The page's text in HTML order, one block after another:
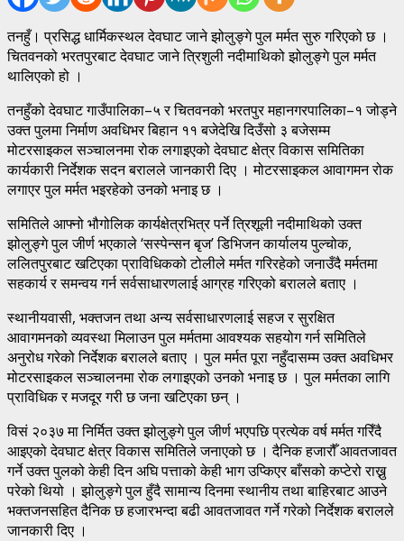
तनहुँ। प्रसिद्ध धार्मिकस्थल देवघाट जाने झोलुङ्गे पुल मर्मत सुरु गरिएको छ ।
चितवनको भरतपुरबाट देवघाट जाने त्रिशुली नदीमाथिको झोलुङ्गे पुल मर्मत
थालिएको हो ।
तनहुँको देवघाट गाउँपालिका–५ र चितवनको भरतपुर महानगरपालिका–१ जोड्ने
उक्त पुलमा निर्माण अवधिभर बिहान ११ बजेदेखि दिउँसो ३ बजेसम्म
मोटरसाइकल सञ्चालनमा रोक लगाइएको देवघाट क्षेत्र विकास समितिका
कार्यकारी निर्देशक सदन बरालले जानकारी दिए । मोटरसाइकल आवागमन रोक
लगाएर पुल मर्मत भइरहेको उनको भनाइ छ ।
समितिले आफ्नो भौगोलिक कार्यक्षेत्रभित्र पर्ने त्रिशूली नदीमाथिको उक्त
झोलुङ्गे पुल जीर्ण भएकाले ‘सस्पेन्सन बृज’ डिभिजन कार्यालय पुल्चोक,
ललितपुरबाट खटिएका प्राविधिकको टोलीले मर्मत गरिरहेको जनाउँदै मर्मतमा
सहकार्य र समन्वय गर्न सर्वसाधारणलाई आग्रह गरिएको बरालले बताए ।
स्थानीयवासी, भक्तजन तथा अन्य सर्वसाधारणलाई सहज र सुरक्षित
आवागमनको व्यवस्था मिलाउन पुल मर्मतमा आवश्यक सहयोग गर्न समितिले
अनुरोध गरेको निर्देशक बरालले बताए । पुल मर्मत पूरा नहुँदासम्म उक्त अवधिभर
मोटरसाइकल सञ्चालनमा रोक लगाइएको उनको भनाइ छ । पुल मर्मतका लागि
प्राविधिक र मजदूर गरी छ जना खटिएका छन् ।
विसं २०३७ मा निर्मित उक्त झोलुङ्गे पुल जीर्ण भएपछि प्रत्येक वर्ष मर्मत गरिँदै
आइएको देवघाट क्षेत्र विकास समितिले जनाएको छ । दैनिक हजारौँ आवतजावत
गर्ने उक्त पुलको केही दिन अघि पत्ताको केही भाग उप्किएर बाँसको कप्टेरो राख्नु
परेको थियो । झोलुङ्गे पुल हुँदै सामान्य दिनमा स्थानीय तथा बाहिरबाट आउने
भक्तजनसहित दैनिक छ हजारभन्दा बढी आवतजावत गर्ने गरेको निर्देशक बरालले
जानकारी दिए ।